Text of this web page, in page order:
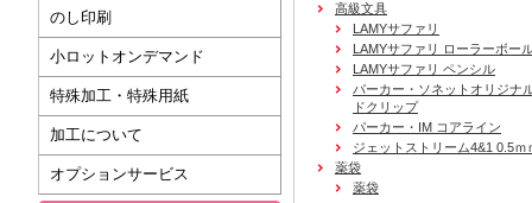
のし印刷
小ロットオンデマンド
特殊加工・特殊用紙
加工について
オプションサービス
高級文具
LAMYサファリ
LAMYサファリ ローラーボー
LAMYサファリ ペンシル
パーカー・ソネットオリジナ
ドクリップ
パーカー・IM コアライン
ジェットストリーム4&1 0.5ｍ
薬袋
薬袋